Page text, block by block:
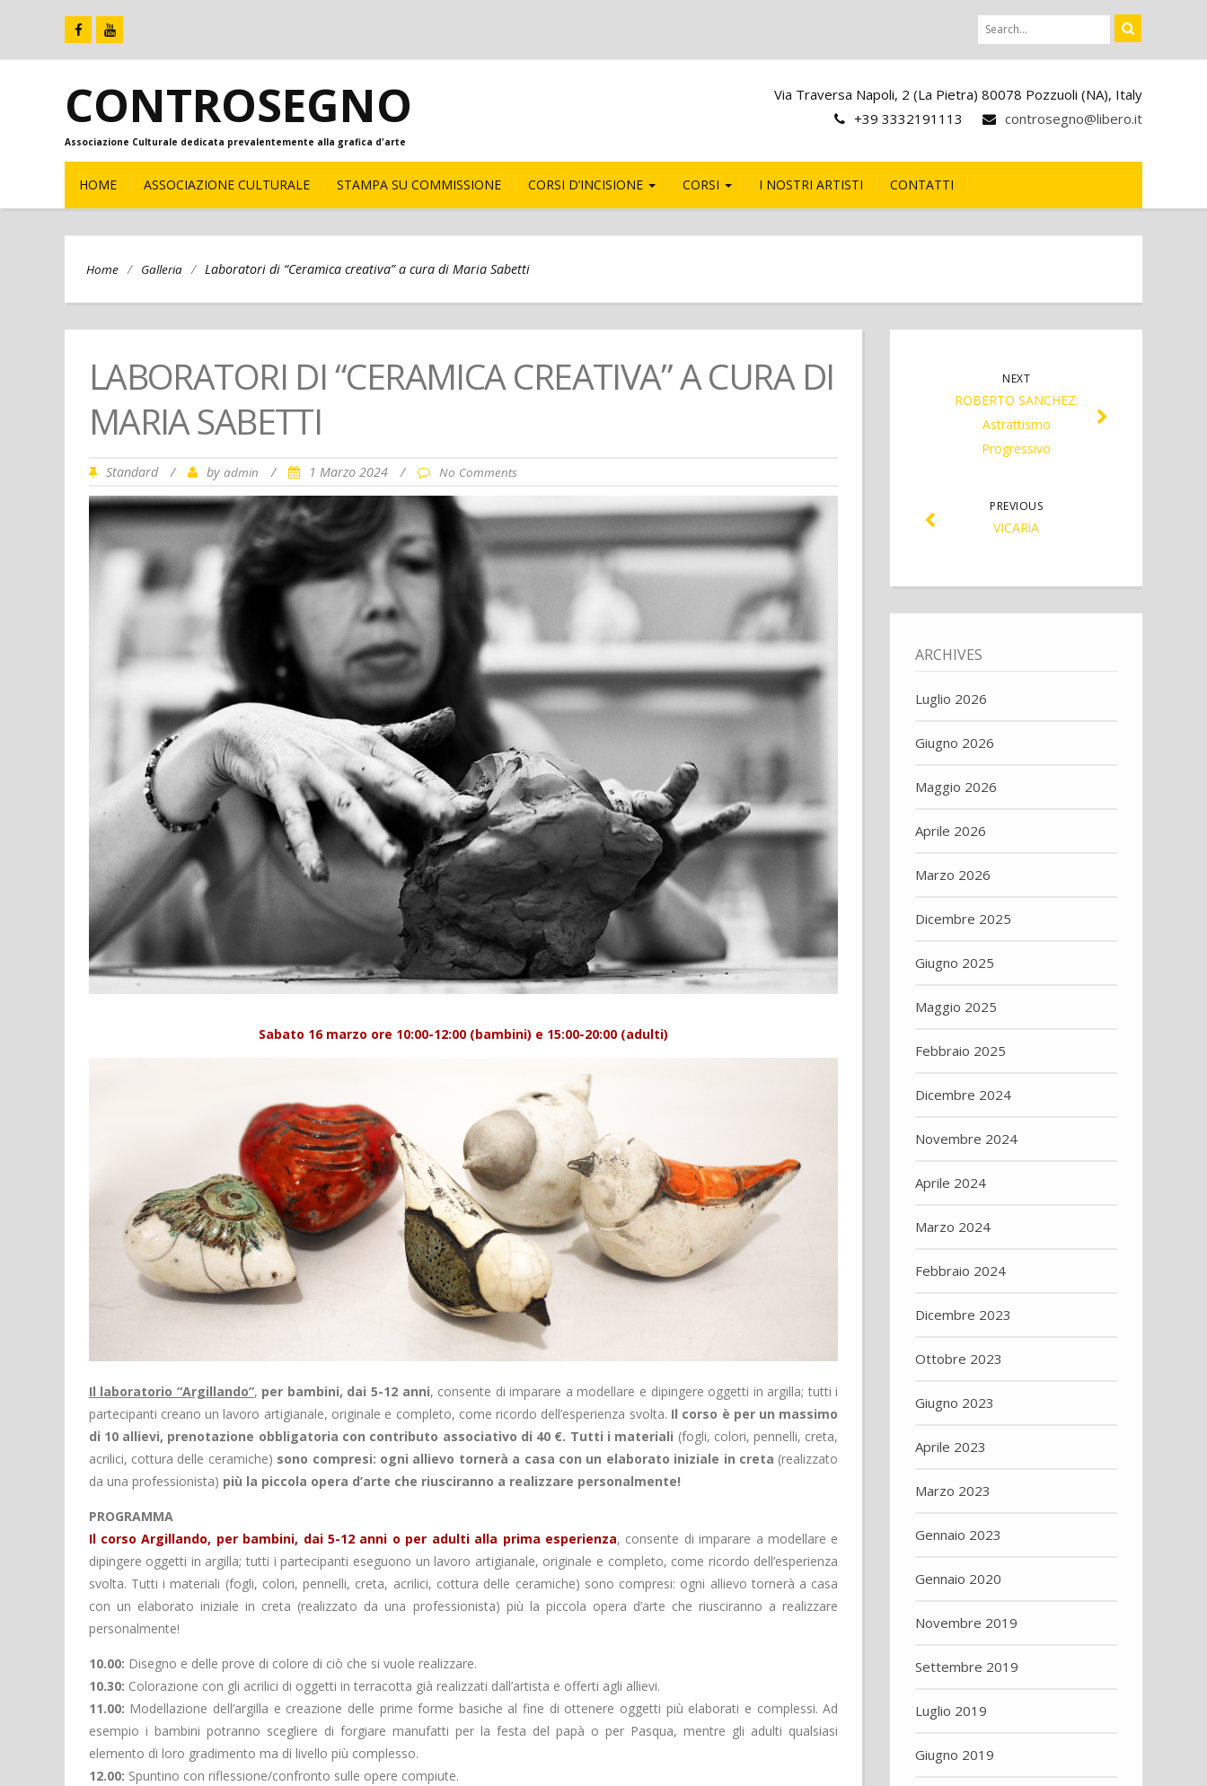
CONTROSEGNO
Via Traversa Napoli, 2 (La Pietra) 80078 Pozzuoli (NA), Italy
+39 3332191113
controsegno@libero.it
Associazione Culturale dedicata prevalentemente alla grafica d'arte
HOME ASSOCIAZIONE CULTURALE STAMPA SU COMMISSIONE CORSI D’INCISIONE CORSI I NOSTRI ARTISTI CONTATTI
Home / Galleria / Laboratori di “Ceramica creativa” a cura di Maria Sabetti
LABORATORI DI “CERAMICA CREATIVA” A CURA DI
MARIA SABETTI
Standard / by admin / 1 Marzo 2024 / No Comments
Sabato 16 marzo ore 10:00-12:00 (bambini) e 15:00-20:00 (adulti)
Il laboratorio “Argillando”, per bambini, dai 5-12 anni, consente di imparare a modellare e dipingere oggetti in argilla; tutti i
partecipanti creano un lavoro artigianale, originale e completo, come ricordo dell’esperienza svolta. Il corso è per un massimo
di 10 allievi, prenotazione obbligatoria con contributo associativo di 40 €. Tutti i materiali (fogli, colori, pennelli, creta,
acrilici, cottura delle ceramiche) sono compresi: ogni allievo tornerà a casa con un elaborato iniziale in creta (realizzato
da una professionista) più la piccola opera d’arte che riusciranno a realizzare personalmente!
PROGRAMMA
Il corso Argillando, per bambini, dai 5-12 anni o per adulti alla prima esperienza, consente di imparare a modellare e
dipingere oggetti in argilla; tutti i partecipanti eseguono un lavoro artigianale, originale e completo, come ricordo dell’esperienza
svolta. Tutti i materiali (fogli, colori, pennelli, creta, acrilici, cottura delle ceramiche) sono compresi: ogni allievo tornerà a casa
con un elaborato iniziale in creta (realizzato da una professionista) più la piccola opera d’arte che riusciranno a realizzare
personalmente!
10.00: Disegno e delle prove di colore di ciò che si vuole realizzare.
10.30: Colorazione con gli acrilici di oggetti in terracotta già realizzati dall’artista e offerti agli allievi.
11.00: Modellazione dell’argilla e creazione delle prime forme basiche al fine di ottenere oggetti più elaborati e complessi. Ad
esempio i bambini potranno scegliere di forgiare manufatti per la festa del papà o per Pasqua, mentre gli adulti qualsiasi
elemento di loro gradimento ma di livello più complesso.
12.00: Spuntino con riflessione/confronto sulle opere compiute.
NEXT
ROBERTO SANCHEZ:
Astrattismo
Progressivo
PREVIOUS
VICARìA
ARCHIVES
Luglio 2026
Giugno 2026
Maggio 2026
Aprile 2026
Marzo 2026
Dicembre 2025
Giugno 2025
Maggio 2025
Febbraio 2025
Dicembre 2024
Novembre 2024
Aprile 2024
Marzo 2024
Febbraio 2024
Dicembre 2023
Ottobre 2023
Giugno 2023
Aprile 2023
Marzo 2023
Gennaio 2023
Gennaio 2020
Novembre 2019
Settembre 2019
Luglio 2019
Giugno 2019